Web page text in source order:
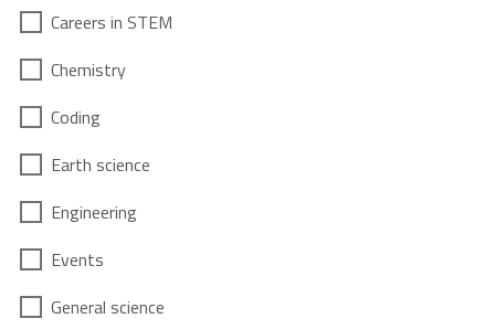
Careers in STEM
Chemistry
Coding
Earth science
Engineering
Events
General science